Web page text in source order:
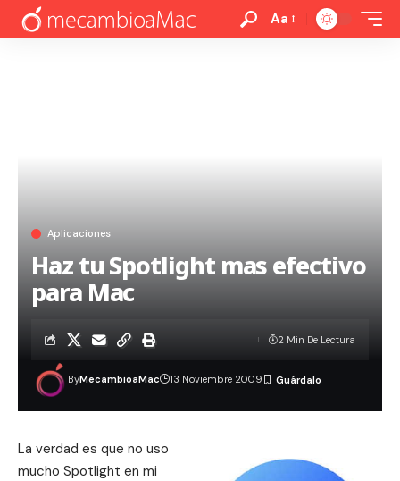
Aa
Aplicaciones
Haz tu Spotlight mas efectivo
para Mac
ByMecambioaMac 13 Noviembre 2009
2 Min De Lectura
La verdad es que no uso
mucho Spotlight en mi